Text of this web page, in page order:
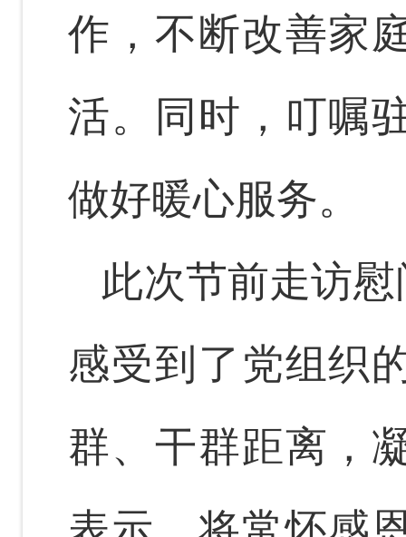
作，不断改善家
活。同时，叮嘱
做好暖心服务。
此次节前走访
感受到了党组织
群、干群距离，